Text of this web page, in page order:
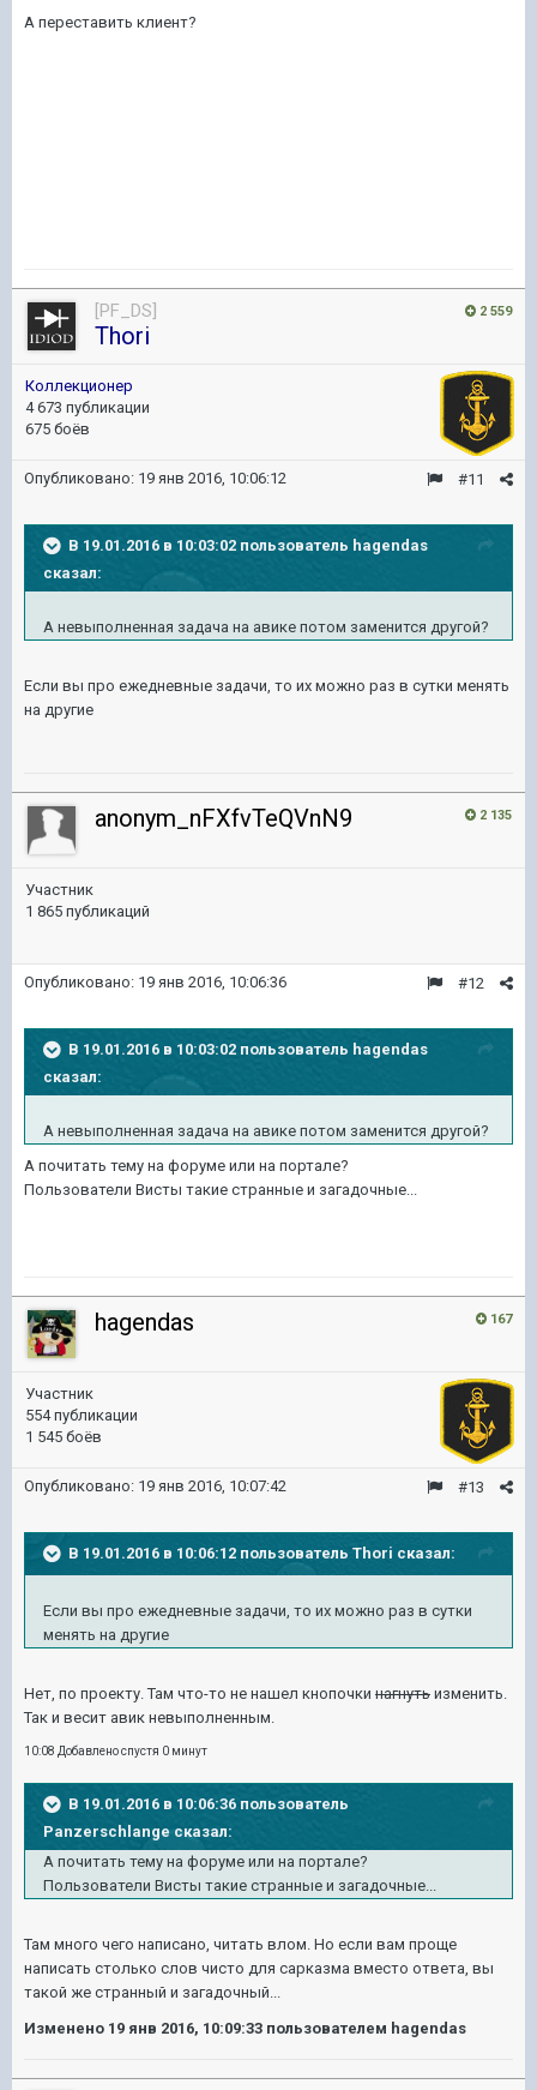
А переставить клиент?
2 559
[PF_DS]
Thori
Коллекционер
4 673 публикации
675 боёв
#11
Опубликовано: 19 янв 2016, 10:06:12
В 19.01.2016 в 10:03:02 пользователь hagendas
сказал:
А невыполненная задача на авике потом заменится другой?
Если вы про ежедневные задачи, то их можно раз в сутки менять
на другие
2 135
anonym_nFXfvTeQVnN9
Участник
1 865 публикаций
#12
Опубликовано: 19 янв 2016, 10:06:36
В 19.01.2016 в 10:03:02 пользователь hagendas
сказал:
А невыполненная задача на авике потом заменится другой?
А почитать тему на форуме или на портале?
Пользователи Висты такие странные и загадочные...
167
hagendas
Участник
554 публикации
1 545 боёв
#13
Опубликовано: 19 янв 2016, 10:07:42
В 19.01.2016 в 10:06:12 пользователь Thori сказал:
Если вы про ежедневные задачи, то их можно раз в сутки
менять на другие
Нет, по проекту. Там что-то не нашел кнопочки нагнуть изменить.
Так и весит авик невыполненным.
10:08 Добавлено спустя 0 минут
В 19.01.2016 в 10:06:36 пользователь
Panzerschlange сказал:
А почитать тему на форуме или на портале?
Пользователи Висты такие странные и загадочные...
Там много чего написано, читать влом. Но если вам проще
написать столько слов чисто для сарказма вместо ответа, вы
такой же странный и загадочный...
Изменено 19 янв 2016, 10:09:33 пользователем hagendas